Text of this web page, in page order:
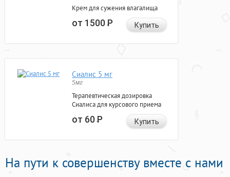
Крем для сужения влагалища
от 1500Р Купить
Сиалис 5 мг
5мг
Терапевтическая дозировка
Сиалиса для курсового приема
от 60Р Купить
На пути к совершенству вместе с нами